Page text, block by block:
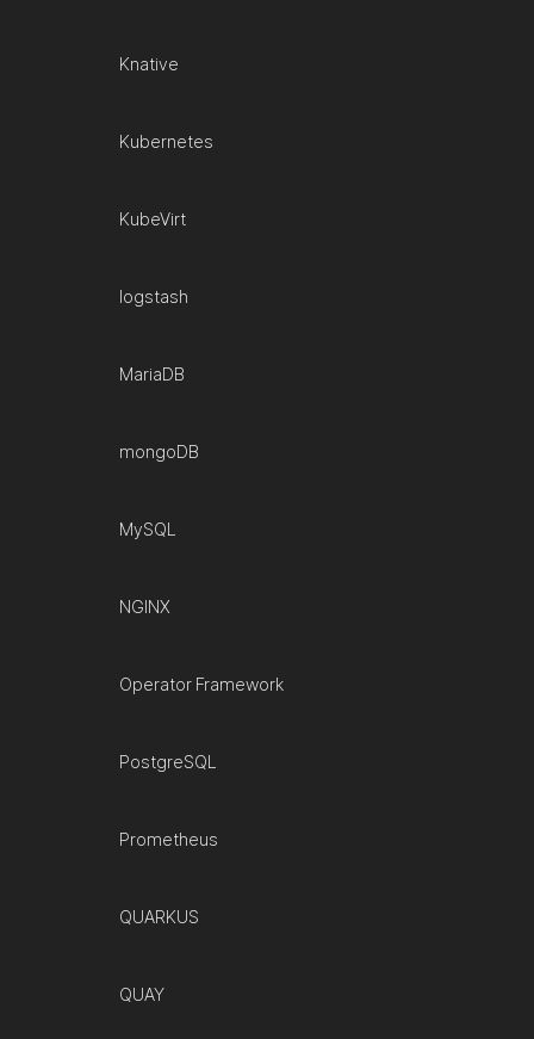
Knative
Kubernetes
KubeVirt
logstash
MariaDB
mongoDB
MySQL
NGINX
Operator Framework
PostgreSQL
Prometheus
QUARKUS
QUAY